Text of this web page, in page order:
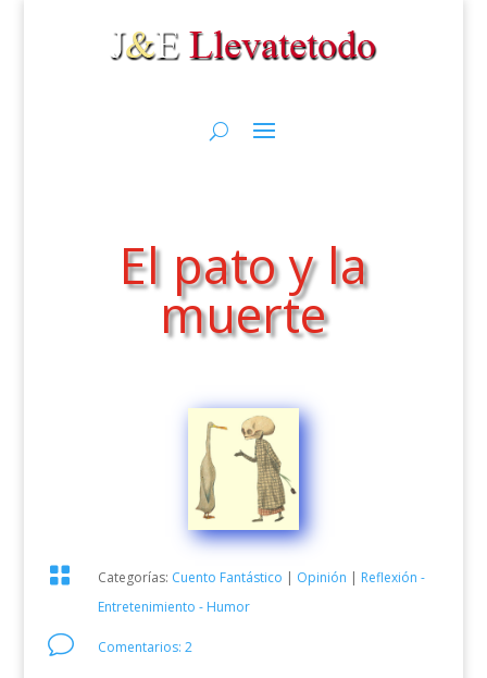
El pato y la
muerte
 Categorías: Cuento Fantástico | Opinión | Reflexión -
Entretenimiento - Humor
v Comentarios: 2